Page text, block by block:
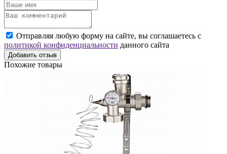
Отправляя любую форму на сайте, вы соглашаетесь с
политикой конфиденциальности данного сайта
Добавить отзыв
Похожие товары